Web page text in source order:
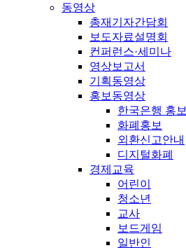
동영상
총재기자간담회
보도자료설명회
컨퍼런스·세미나
영상보고서
기획동영상
홍보동영상
한국은행 홍보
화폐홍보
외환신고안내
디지털화폐
경제교육
어린이
청소년
교사
보드게임
일반인